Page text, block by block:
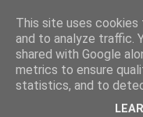
This site uses
and to analyze traffic.
shared with Google
metrics to ensure
statistics, and to